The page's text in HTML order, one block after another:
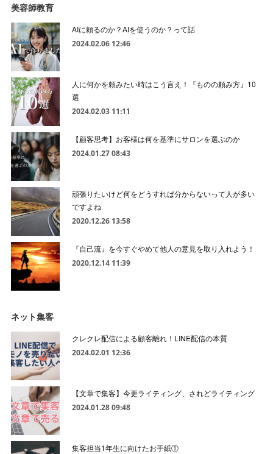
美容師教育
AIに頼るのか？AIを使うのか？って話
2024.02.06 12:46
人に何かを頼みたい時はこう言え！『ものの頼み方』10
選
2024.02.03 11:11
【顧客思考】お客様は何を基準にサロンを選ぶのか
2024.01.27 08:43
頑張りたいけど何をどうすれば分からないって人が多い
ですよね
2020.12.26 13:58
『自己流』を今すぐやめて他人の意見を取り入れよう！
2020.12.14 11:39
ネット集客
クレクレ配信による顧客離れ！LINE配信の本質
2024.02.01 12:36
【文章で集客】今更ライティング、されどライティング
2024.01.28 09:48
集客担当1年生に向けたお手紙①